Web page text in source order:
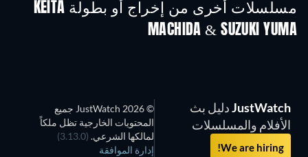
مسلسلات أخرى من إخراج أو بطولة KEITA
MACHIDA & SUZUKI YUMA
تلفزيون
JustWatchدليل بث
الأفلام والمسلسلات
We are hiring!
© 2026 JustWatch جميع
المحتويات الخارجية تظل ملكاً
لمالكها الشرعي. (3.13.0)
إدارة الموافقة